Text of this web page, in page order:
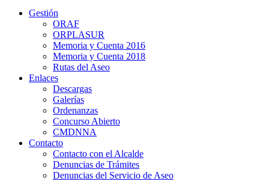
Gestión
ORAF
ORPLASUR
Memoria y Cuenta 2016
Memoria y Cuenta 2018
Rutas del Aseo
Enlaces
Descargas
Galerías
Ordenanzas
Concurso Abierto
CMDNNA
Contacto
Contacto con el Alcalde
Denuncias de Trámites
Denuncias del Servicio de Aseo